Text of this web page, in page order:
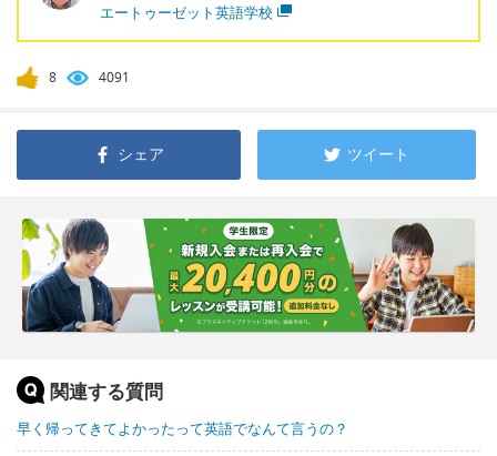
エートゥーゼット英語学校
8 4091
シェア ツイート
関連する質問
早く帰ってきてよかったって英語でなんて言うの？